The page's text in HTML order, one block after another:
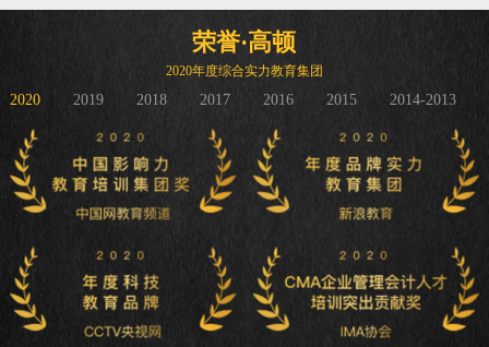
荣誉·高顿
2020年度综合实力教育集团
2020 2019 2018 2017 2016 2015 2014-2013